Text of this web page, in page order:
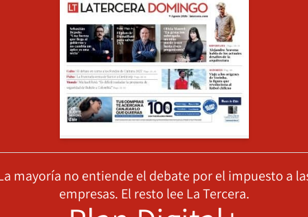
mayoría no entiende el debate por el impuesto a
empresas. El resto lee La Tercera.